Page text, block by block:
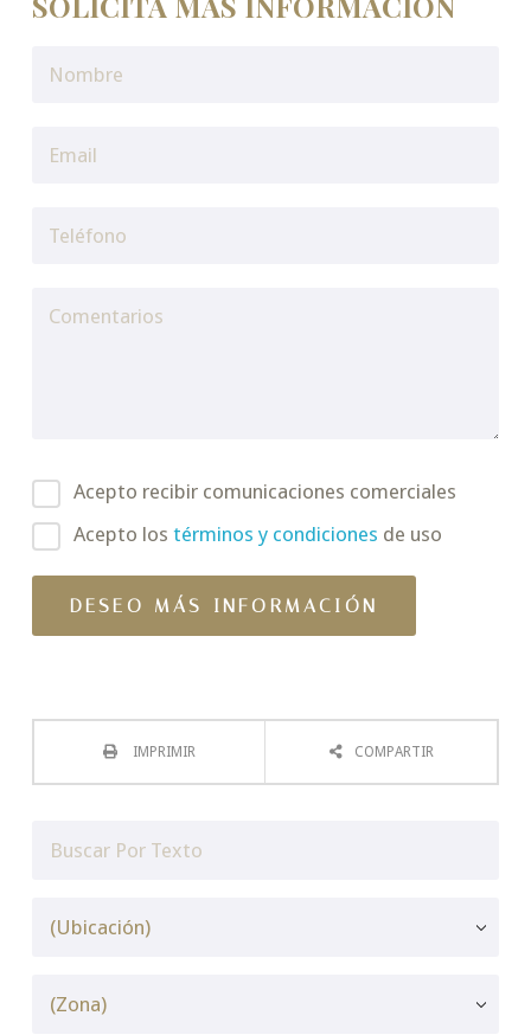
Acepto recibir comunicaciones comerciales
Acepto los términos y condiciones de uso
IMPRIMIR COMPARTIR